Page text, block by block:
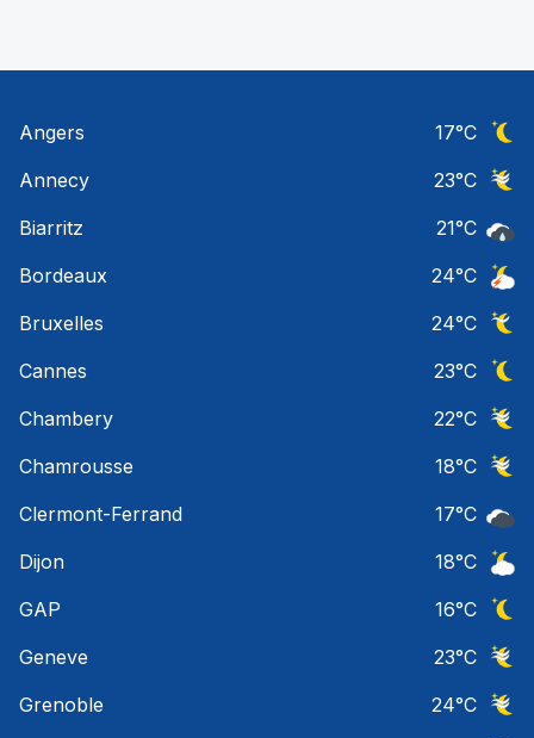
Angers 17°C
Annecy
23°C
Biarritz
21°C
Bordeaux
24°C
Bruxelles
24°C
Cannes
23°C
Chambery
22°C
Chamrousse
18°C
Clermont-Ferrand
17°C
Dijon
18°C
GAP
16°C
Geneve
23°C
Grenoble
24°C